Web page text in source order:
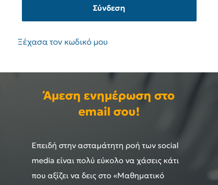
Σύνδεση
Ξέχασα τον κωδικό μου
Άμεση ενημέρωση στο
email σου!
Επειδή στην ασταμάτητη ροή των social
media είναι πολύ εύκολο να χάσεις κάτι
που αξίζει να δεις στο «Μαθηματικό